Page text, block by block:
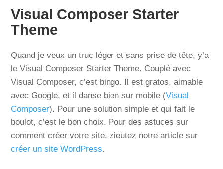
Visual Composer Starter
Theme
Quand je veux un truc léger et sans prise de tête, y’a
le Visual Composer Starter Theme. Couplé avec
Visual Composer, c’est bingo. Il est gratos, aimable
avec Google, et il danse bien sur mobile (Visual
Composer). Pour une solution simple et qui fait le
boulot, c’est le bon choix. Pour des astuces sur
comment créer votre site, zieutez notre article sur
créer un site WordPress.